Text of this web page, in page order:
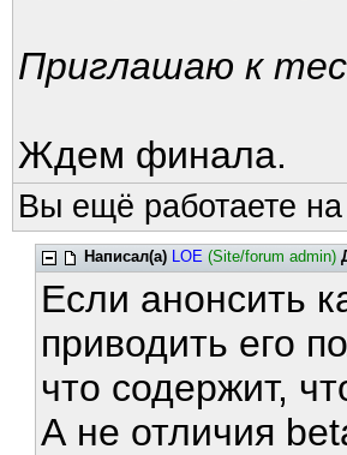
Приглашаю к
Ждем финала.
Вы ещё работаете
Написал(а) LOE (Site/forum admin)
Если анонсить
приводить его
что содержит,
А не отличия